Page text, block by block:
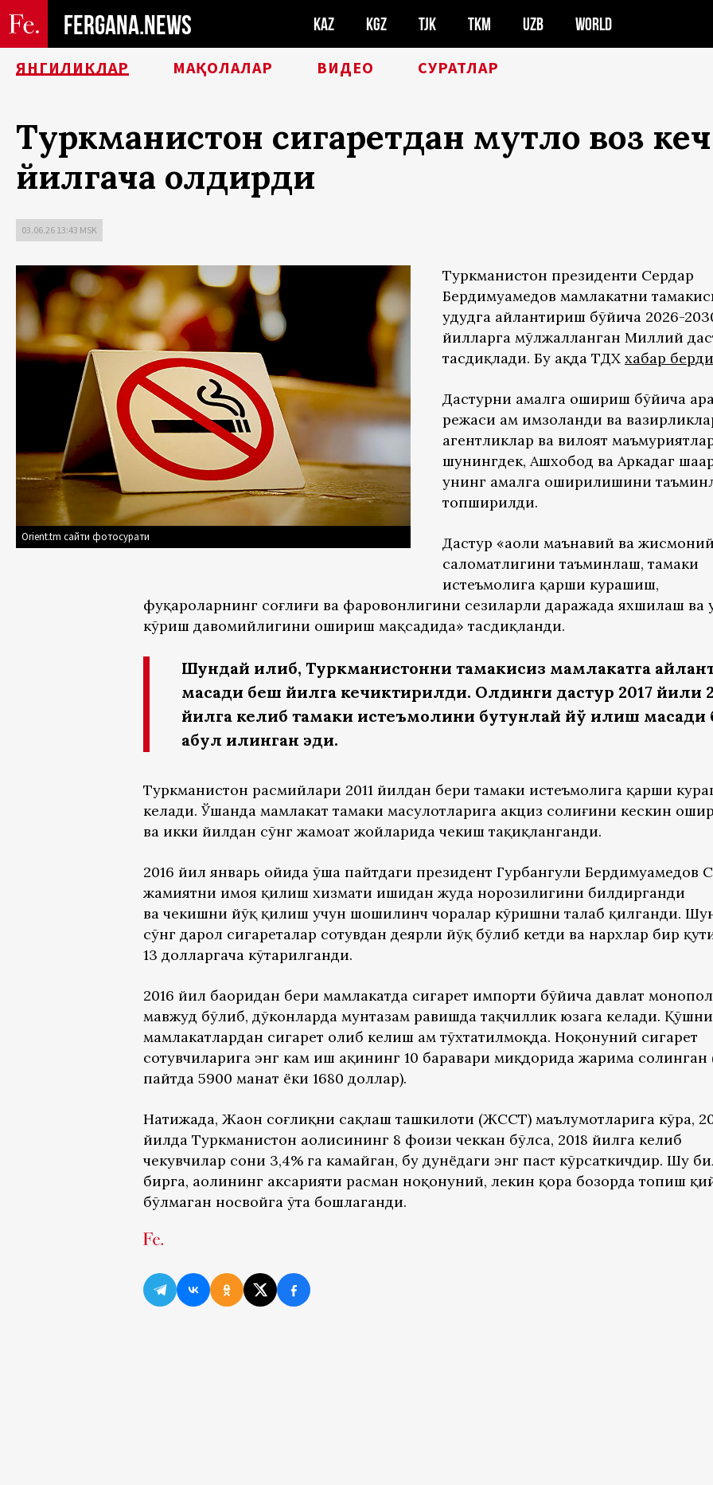
FERGANA.NEWS KAZ KGZ TJK TKM UZB WORLD
ЯНГИЛИКЛАР МАҚОЛАЛАР ВИДЕО СУРАТЛАР
Туркманистон сигаретдан мутлоқ воз
йилгача қолдирди
03.06.26 13:43 MSK
Orient.tm сайти фотосурати
Туркманистон президенти Сердар
Бердимуҳамедов мамлакатни
ҳудудга айлантириш бўйича 2026-
йилларга мўлжалланган Миллий
тасдиқлади. Бу ҳақда ТДХ хабар берди
Дастурни амалга ошириш бўйича
режаси ҳам имзоланди ва
агентликлар ва вилоят
шунингдек, Ашхобод ва Аркадаг
унинг амалга оширилишини
топширилди.
Дастур «аҳоли маънавий ва
саломатлигини таъминлаш, тамаки
истеъмолига қарши курашиш,
фуқароларнинг соғлиғи ва фаровонлигини сезиларли даражада яхшилаш ва
кўриш давомийлигини ошириш мақсадида» тасдиқланди.
Шундай қилиб, Туркманистонни тамакисиз мамлакатга
мақсади беш йилга кечиктирилди. Олдинги дастур 2017 йили
йилга келиб тамаки истеъмолини бутунлай йўқ қилиш мақсади
қабул қилинган эди.
Туркманистон расмийлари 2011 йилдан бери тамаки истеъмолига қарши
келади. Ўшанда мамлакат тамаки маҳсулотларига акциз солиғини кескин
ва икки йилдан сўнг жамоат жойларида чекиш тақиқланганди.
2016 йил январь ойида ўша пайтдаги президент Гурбангули Бердимуҳамедов
жамиятни ҳимоя қилиш хизмати ишидан жуда норозилигини билдирганди
ва чекишни йўқ қилиш учун шошилинч чоралар кўришни талаб қилганди.
сўнг дарҳол сигареталар сотувдан деярли йўқ бўлиб кетди ва нархлар бир
13 долларгача кўтарилганди.
2016 йил баҳоридан бери мамлакатда сигарет импорти бўйича давлат
мавжуд бўлиб, дўконларда мунтазам равишда тақчиллик юзага келади. Қўшни
мамлакатлардан сигарет олиб келиш ҳам тўхтатилмоқда. Ноқонуний сигарет
сотувчиларига энг кам иш ҳақининг 10 баравари миқдорида жарима солинган
пайтда 5900 манат ёки 1680 доллар).
Натижада, Жаҳон соғлиқни сақлаш ташкилоти (ЖССТ) маълумотларига кўра,
йилда Туркманистон аҳолисининг 8 фоизи чеккан бўлса, 2018 йилга келиб
чекувчилар сони 3,4% га камайган, бу дунёдаги энг паст кўрсаткичдир. Шу
бирга, аҳолининг аксарияти расман ноқонуний, лекин қора бозорда топиш
бўлмаган носвойга ўта бошлаганди.